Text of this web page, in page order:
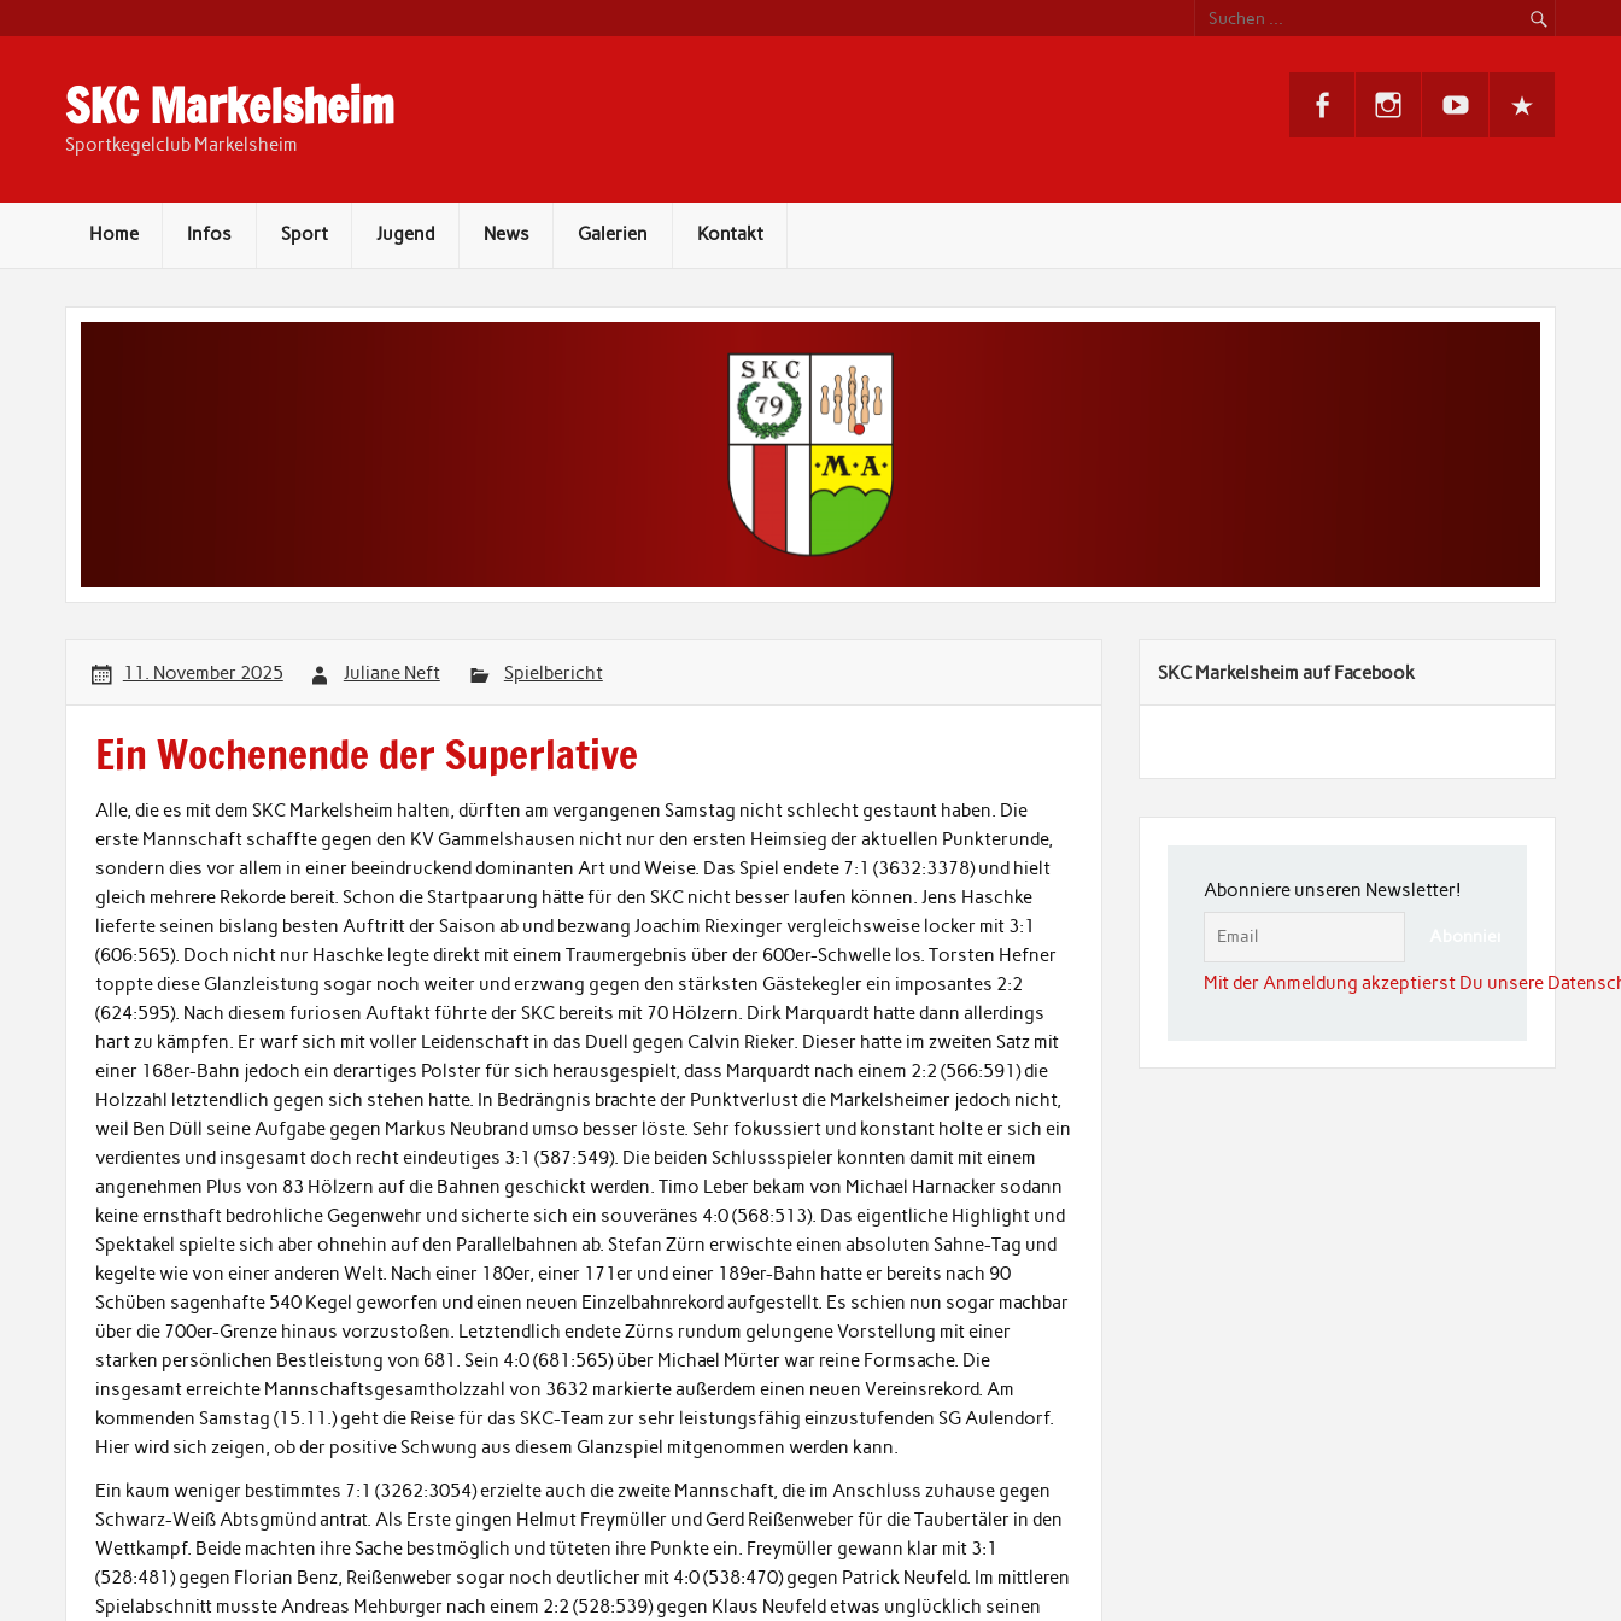
content
SKC Markelsheim
Sportkegelclub Markelsheim
Home Infos Sport Jugend News Galerien Kontakt
11. November 2025 Juliane Neft Spielbericht
Ein Wochenende der Superlative
Alle, die es mit dem SKC Markelsheim halten, dürften am vergangenen Samstag nicht schlecht gestaunt haben. Die
erste Mannschaft schaffte gegen den KV Gammelshausen nicht nur den ersten Heimsieg der aktuellen Punkterunde,
sondern dies vor allem in einer beeindruckend dominanten Art und Weise. Das Spiel endete 7:1 (3632:3378) und hielt
gleich mehrere Rekorde bereit. Schon die Startpaarung hätte für den SKC nicht besser laufen können. Jens Haschke
lieferte seinen bislang besten Auftritt der Saison ab und bezwang Joachim Riexinger vergleichsweise locker mit 3:1
(606:565). Doch nicht nur Haschke legte direkt mit einem Traumergebnis über der 600er-Schwelle los. Torsten Hefner
toppte diese Glanzleistung sogar noch weiter und erzwang gegen den stärksten Gästekegler ein imposantes 2:2
(624:595). Nach diesem furiosen Auftakt führte der SKC bereits mit 70 Hölzern. Dirk Marquardt hatte dann allerdings
hart zu kämpfen. Er warf sich mit voller Leidenschaft in das Duell gegen Calvin Rieker. Dieser hatte im zweiten Satz mit
einer 168er-Bahn jedoch ein derartiges Polster für sich herausgespielt, dass Marquardt nach einem 2:2 (566:591) die
Holzzahl letztendlich gegen sich stehen hatte. In Bedrängnis brachte der Punktverlust die Markelsheimer jedoch nicht,
weil Ben Düll seine Aufgabe gegen Markus Neubrand umso besser löste. Sehr fokussiert und konstant holte er sich ein
verdientes und insgesamt doch recht eindeutiges 3:1 (587:549). Die beiden Schlussspieler konnten damit mit einem
angenehmen Plus von 83 Hölzern auf die Bahnen geschickt werden. Timo Leber bekam von Michael Harnacker sodann
keine ernsthaft bedrohliche Gegenwehr und sicherte sich ein souveränes 4:0 (568:513). Das eigentliche Highlight und
Spektakel spielte sich aber ohnehin auf den Parallelbahnen ab. Stefan Zürn erwischte einen absoluten Sahne-Tag und
kegelte wie von einer anderen Welt. Nach einer 180er, einer 171er und einer 189er-Bahn hatte er bereits nach 90
Schüben sagenhafte 540 Kegel geworfen und einen neuen Einzelbahnrekord aufgestellt. Es schien nun sogar machbar
über die 700er-Grenze hinaus vorzustoßen. Letztendlich endete Zürns rundum gelungene Vorstellung mit einer
starken persönlichen Bestleistung von 681. Sein 4:0 (681:565) über Michael Mürter war reine Formsache. Die
insgesamt erreichte Mannschaftsgesamtholzzahl von 3632 markierte außerdem einen neuen Vereinsrekord. Am
kommenden Samstag (15.11.) geht die Reise für das SKC-Team zur sehr leistungsfähig einzustufenden SG Aulendorf.
Hier wird sich zeigen, ob der positive Schwung aus diesem Glanzspiel mitgenommen werden kann.
Ein kaum weniger bestimmtes 7:1 (3262:3054) erzielte auch die zweite Mannschaft, die im Anschluss zuhause gegen
Schwarz-Weiß Abtsgmünd antrat. Als Erste gingen Helmut Freymüller und Gerd Reißenweber für die Taubertäler in den
Wettkampf. Beide machten ihre Sache bestmöglich und tüteten ihre Punkte ein. Freymüller gewann klar mit 3:1
(528:481) gegen Florian Benz, Reißenweber sogar noch deutlicher mit 4:0 (538:470) gegen Patrick Neufeld. Im mittleren
Spielabschnitt musste Andreas Mehburger nach einem 2:2 (528:539) gegen Klaus Neufeld etwas unglücklich seinen
SKC Markelsheim auf Facebook
Abonniere unseren Newsletter!
Mit der Anmeldung akzeptierst Du unsere